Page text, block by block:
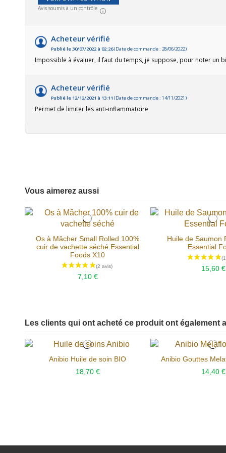
Avis soumis à un contrôle
Acheteur vérifié
Publié le 30/07/2022 à 02:26(Date de commande : 28/06/2022)
Impossible à évaluer, il faut du temps, je suppose, pour noter un
Acheteur vérifié
Publié le 12/12/2021 à 13:11 (Date de commande : 14/11/2021)
Permet de limiter les anti-inflammatoire
Vous aimerez aussi
Os à Mâcher Small Rolled 100%
cuir de vachette séché Essential
Foods X10
7,10 €
Huile de Saumon
Essential
15,60 €
Les clients qui ont acheté ce produit ont également
Anibio Huile de soin BIO
18,70 €
Anibio Gouttes
14,40 €